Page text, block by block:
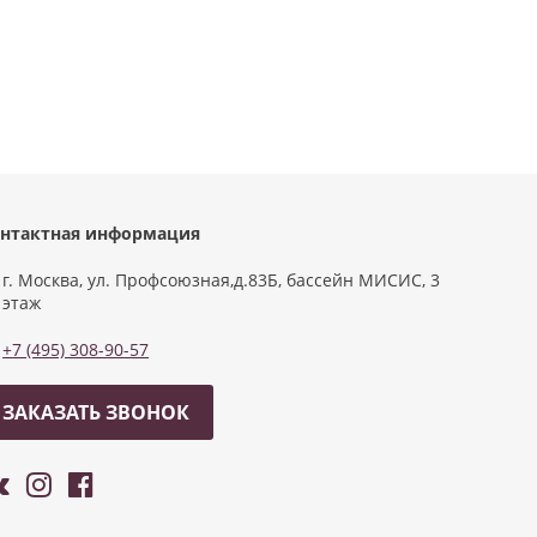
информация
г. Москва, ул. Профсоюзная,д.83Б, бассейн МИСИС, 3
этаж
+7 (495) 308-90-57
ЗАКАЗАТЬ ЗВОНОК